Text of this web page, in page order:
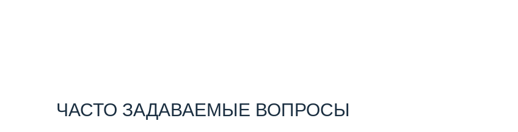
ЧАСТО ЗАДАВАЕМЫЕ ВОПРОСЫ